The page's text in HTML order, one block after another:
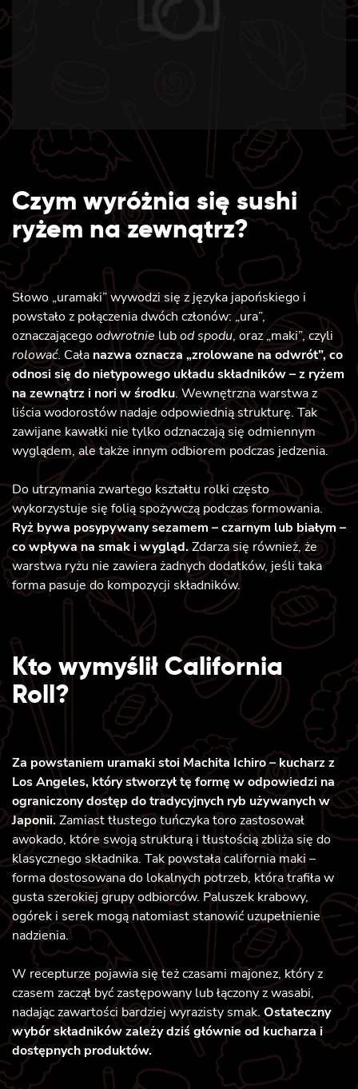
Czym wyróżnia się sushi
ryżem na zewnątrz?
Słowo „uramaki” wywodzi się z języka japońskiego i
powstało z połączenia dwóch członów: „ura”,
oznaczającegoodwrotnielubod spodu, oraz „maki”, czyli
rolować. Cała nazwa oznacza „zrolowane na odwrót”, co
odnosi się do nietypowego układu składników – z ryżem
na zewnątrz i nori w środku. Wewnętrzna warstwa z
liścia wodorostów nadaje odpowiednią strukturę. Tak
zawijane kawałki nie tylko odznaczają się odmiennym
wyglądem, ale także innym odbiorem podczas jedzenia.
Do utrzymania zwartego kształtu rolki często
wykorzystuje się folią spożywczą podczas formowania.
Ryż bywa posypywany sezamem – czarnym lub białym –
co wpływa na smak i wygląd.Zdarza się również, że
warstwa ryżu nie zawiera żadnych dodatków, jeśli taka
forma pasuje do kompozycji składników.
Kto wymyślił California
Roll?
Za powstaniem uramaki stoi Machita Ichiro – kucharz z
Los Angeles, który stworzył tę formę w odpowiedzi na
ograniczony dostęp do tradycyjnych ryb używanych w
Japonii.Zamiast tłustego tuńczyka toro zastosował
awokado, które swoją strukturą i tłustością zbliża się do
klasycznego składnika. Tak powstała california maki –
forma dostosowana do lokalnych potrzeb, która trafiła w
gusta szerokiej grupy odbiorców. Paluszek krabowy,
ogórek i serek mogą natomiast stanowić uzupełnienie
nadzienia.
W recepturze pojawia się też czasami majonez, który z
czasem zaczął być zastępowany lub łączony z wasabi,
nadając zawartości bardziej wyrazisty smak. Ostateczny
wybór składników zależy dziś głównie od kucharza i
dostępnych produktów.